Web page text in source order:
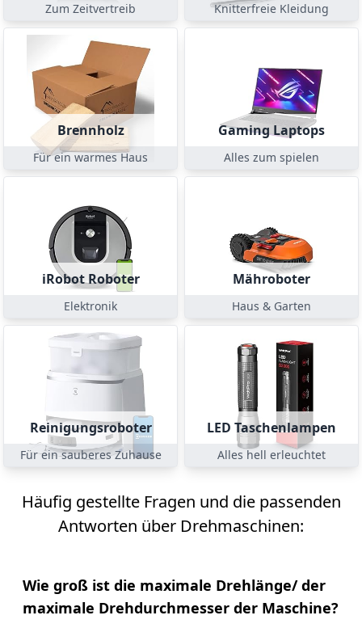
Zum Zeitvertreib Knitterfreie Kleidung
Brennholz
Für ein warmes Haus
Gaming Laptops
Alles zum spielen
iRobot Roboter
Elektronik
Mähroboter
Haus & Garten
Reinigungsroboter
Für ein sauberes Zuhause
LED Taschenlampen
Alles hell erleuchtet
Häufig gestellte Fragen und die passenden
Antworten über Drehmaschinen:
Wie groß ist die maximale Drehlänge/ der
maximale Drehdurchmesser der Maschine?